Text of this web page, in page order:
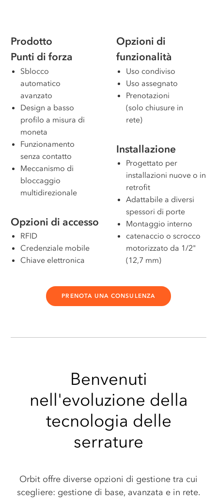
Prodotto
Punti di forza
Sblocco
automatico
avanzato
Design a basso
profilo a misura di
moneta
Funzionamento
senza contatto
Meccanismo di
bloccaggio
multidirezionale
Opzioni di accesso
RFID
Credenziale mobile
Chiave elettronica
Opzioni di
funzionalità
Uso condiviso
Uso assegnato
Prenotazioni
(solo chiusure in
rete)
Installazione
Progettato per
installazioni nuove o in
retrofit
Adattabile a diversi
spessori di porte
Montaggio interno
catenaccio o scrocco
motorizzato da 1/2"
(12,7 mm)
PRENOTA UNA CONSULENZA
Benvenuti
nell'evoluzione della
tecnologia delle
serrature
Orbit offre diverse opzioni di gestione tra cui
scegliere: gestione di base, avanzata e in rete.